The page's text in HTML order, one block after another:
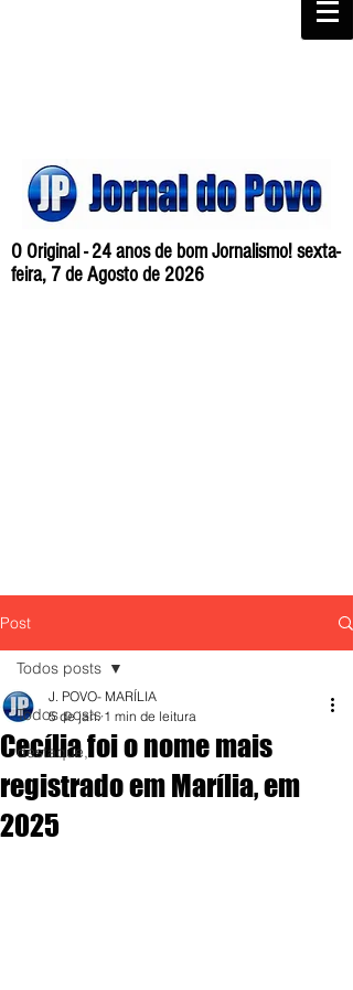
O Original - 24 anos de bom Jornalismo! sexta-
feira, 7 de Agosto de 2026
Post
Todos posts
destaque,
Todos posts
Cecília foi o nome mais
registrado em Marília, em
2025
J. POVO- MARÍLIA
5 de jan. 1 min de leitura